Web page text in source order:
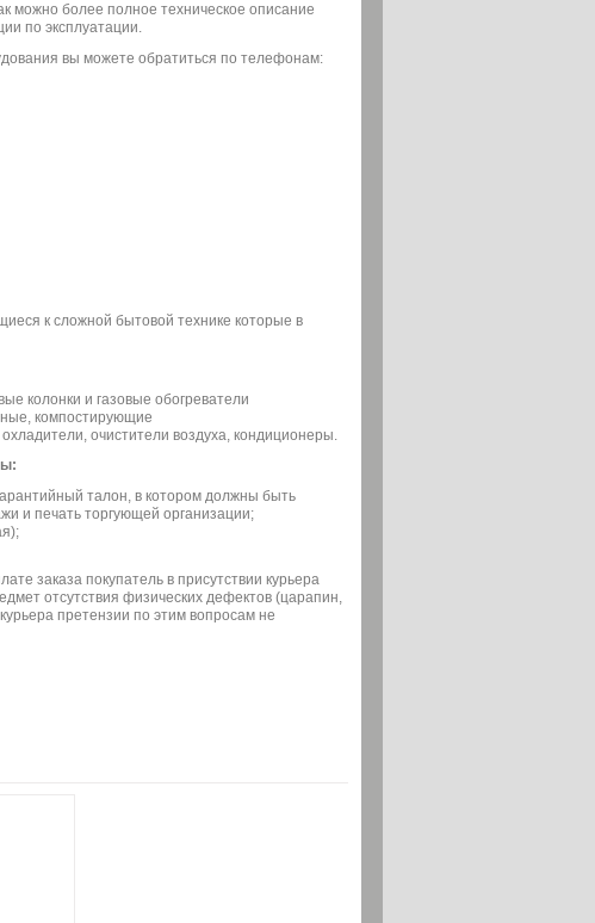
можно более полное техническое описание
по эксплуатации.
вы можете обратиться по телефонам:
к сложной бытовой технике которые в
колонки и газовые обогреватели
компостирующие
очистители воздуха, кондиционеры.
талон, в котором должны быть
и печать торгующей организации;
заказа покупатель в присутствии курьера
отсутствия физических дефектов (царапин,
претензии по этим вопросам не